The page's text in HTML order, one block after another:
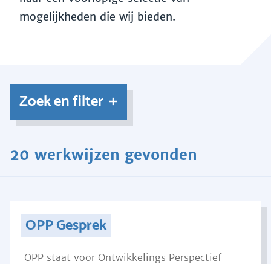
mogelijkheden die wij bieden.
Zoek en filter
20 werkwijzen gevonden
OPP Gesprek
OPP staat voor Ontwikkelings Perspectief